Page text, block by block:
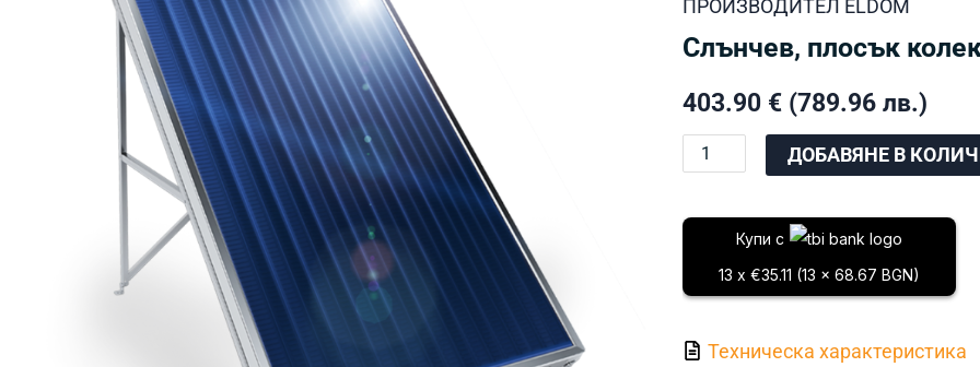
ПРОИЗВОДИТЕЛ ELDOM
Слънчев, плосък
403.90 € (789.96 лв.)
количество
за
плосък
колектор
Eldom
m2
ДОБАВЯНЕ В
Купи с
13 x €35.11 (13 x 68.67 BGN)
Техническа характеристика